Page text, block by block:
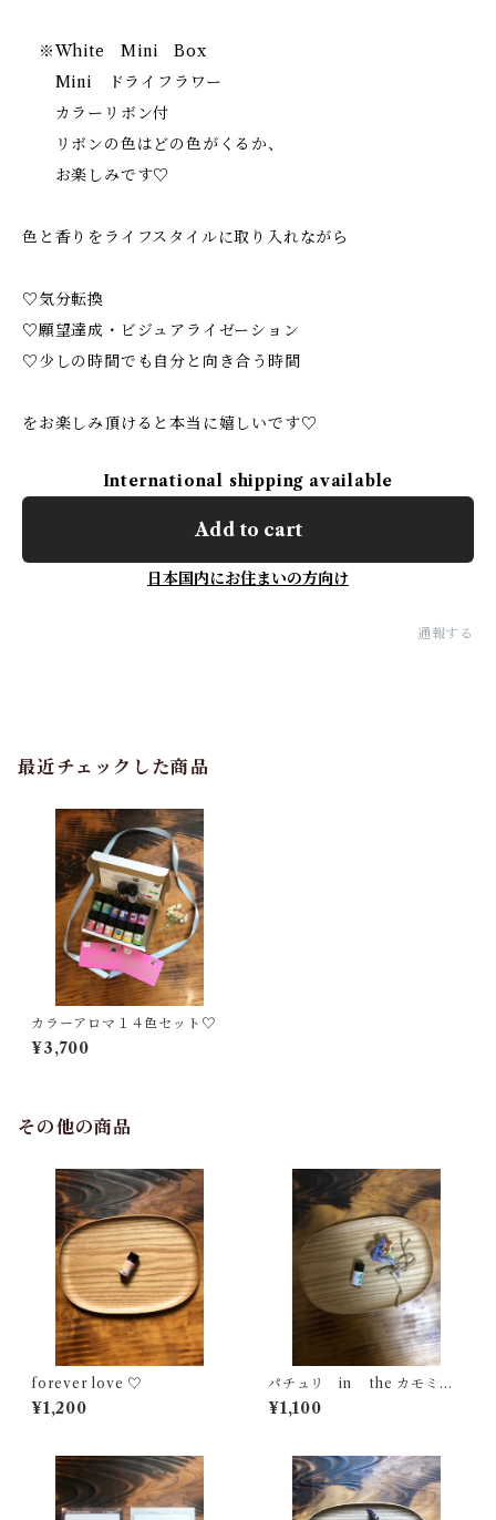
※White Mini Box
Mini ドライフラワー
カラーリボン付
リボンの色はどの色がくるか、
お楽しみです♡
色と香りをライフスタイルに取り入れながら
♡気分転換
♡願望達成・ビジュアライゼーション
♡少しの時間でも自分と向き合う時間
をお楽しみ頂けると本当に嬉しいです♡
International shipping available
Add to cart
日本国内にお住まいの方向け
通報する
最近チェックした商品
カラーアロマ１４色セット♡
¥3,700
その他の商品
forever love ♡
¥1,200
パチュリ in the カモミー
ル
¥1,100